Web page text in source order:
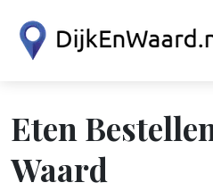
Eten
Waard